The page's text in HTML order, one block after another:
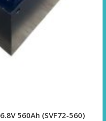
560Ah (SVF72-560)